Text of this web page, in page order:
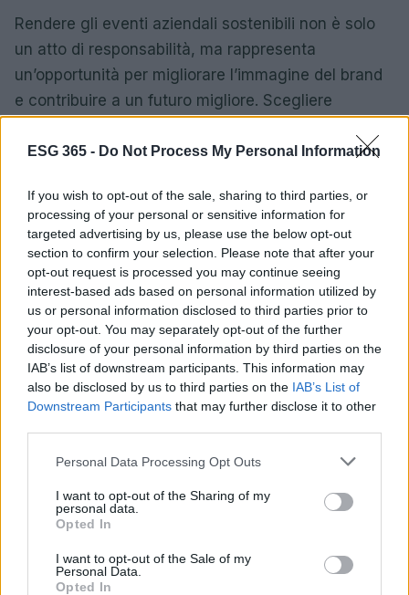
ESG 365 - Do Not Process My Personal Information
If you wish to opt-out of the sale, sharing to third parties, or
processing of your personal or sensitive information for
targeted advertising by us, please use the below opt-out
section to confirm your selection. Please note that after your
opt-out request is processed you may continue seeing
interest-based ads based on personal information utilized by
us or personal information disclosed to third parties prior to
your opt-out. You may separately opt-out of the further
disclosure of your personal information by third parties on the
IAB’s list of downstream participants. This information may
also be disclosed by us to third parties on the IAB’s List of
Downstream Participants that may further disclose it to other
Please note that this website/app uses one or more Google
not limited to your visit or usage behaviour. You may click to
grant or deny consent to Google and its third-party tags to
use your data for below specified purposes in below Google
consent section.
Personal Data Processing Opt Outs
I want to opt-out of the Sharing of my
personal data.
Opted In
I want to opt-out of the Sale of my
Personal Data.
Opted In
Rendere gli eventi aziendali sostenibili non è solo
un atto di responsabilità, ma rappresenta
un’opportunità per migliorare l’immagine del brand
e contribuire a un futuro migliore. Scegliere
essere eco-compatibili e ha ottenuto la
sostenibile degli eventi, è un passo in questa
direzione.
AUTORE
Francesca Pellegrini
Francesca Pellegrini ha ottenuto documenti
sulla riqualificazione di un quartiere romano
dopo una serie di accessi agli atti,
sostenendo una linea editoriale orientata
vecchio archivio dell'Appia Antica.